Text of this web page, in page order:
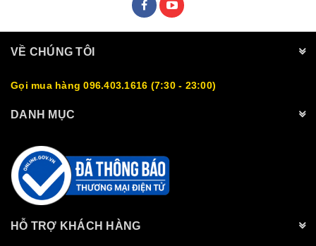
VỀ CHÚNG TÔI
Gọi mua hàng 096.403.1616 (7:30 - 23:00)
DANH MỤC
HỖ TRỢ KHÁCH HÀNG